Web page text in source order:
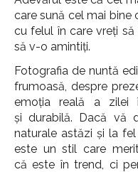
care sună cel mai bine
cu felul în care vreți
să v-o amintiți.
Fotografia de nuntă
frumoasă, despre
emoția reală a zilei
și durabilă. Dacă vă
naturale astăzi și la
este un stil care
că este în trend, ci